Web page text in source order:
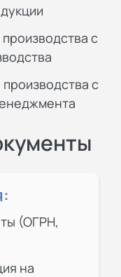
с
с
(ОГРН,
на